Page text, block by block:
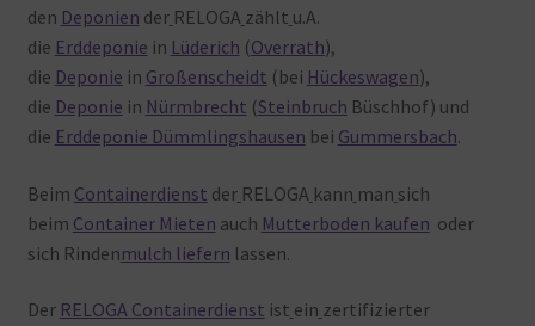
den Deponien der RELOGA zählt u.A.
die Erddeponie in Lüderich (Overrath),
die Deponie in Großenscheidt (bei Hückeswagen),
die Deponie in Nürmbrecht (Steinbruch Büschhof) und
die Erddeponie Dümmlingshausen bei Gummersbach.
Beim Containerdienst der RELOGA kann man sich
beim Container Mieten auch Mutterboden kaufen oder
sich Rindenmulch liefern lassen.
Der RELOGA Containerdienst ist ein zertifizierter